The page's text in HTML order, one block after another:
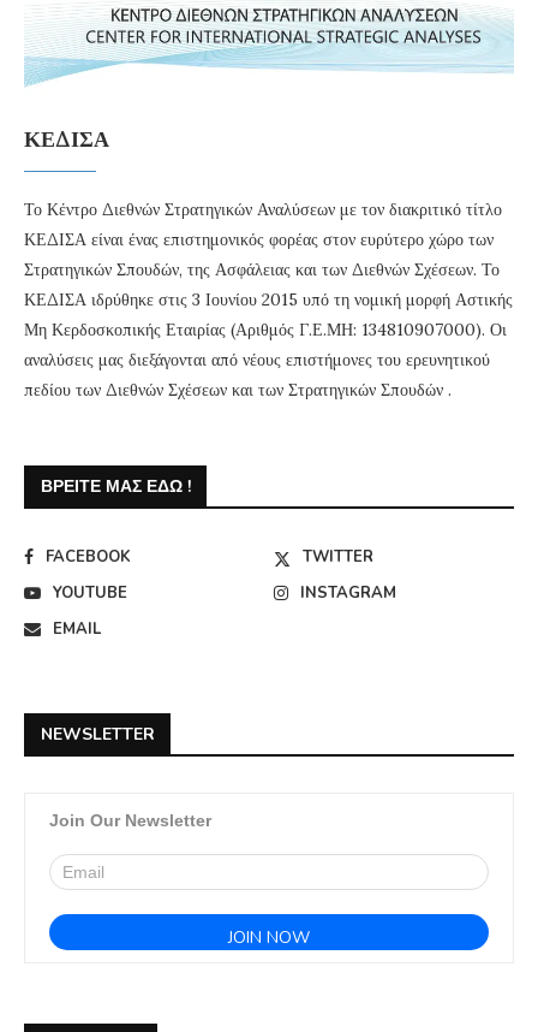
ΚΕΔΙΣΑ
Το Κέντρο Διεθνών Στρατηγικών Αναλύσεων με τον διακριτικό τίτλο
ΚΕΔΙΣΑ είναι ένας επιστημονικός φορέας στον ευρύτερο χώρο των
Στρατηγικών Σπουδών, της Ασφάλειας και των Διεθνών Σχέσεων. Το
ΚΕΔΙΣΑ ιδρύθηκε στις 3 Ιουνίου 2015 υπό τη νομική μορφή Αστικής
Μη Κερδοσκοπικής Εταιρίας (Αριθμός Γ.Ε.ΜΗ: 134810907000). Οι
αναλύσεις μας διεξάγονται από νέους επιστήμονες του ερευνητικού
πεδίου των Διεθνών Σχέσεων και των Στρατηγικών Σπουδών .
ΒΡΕΊΤΕ ΜΑΣ ΕΔΏ !
FACEBOOK
TWITTER
YOUTUBE
INSTAGRAM
EMAIL
NEWSLETTER
Join Our Newsletter